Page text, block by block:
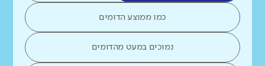
כמו ממוצע הדומים
נמוכים במעט מהדומים